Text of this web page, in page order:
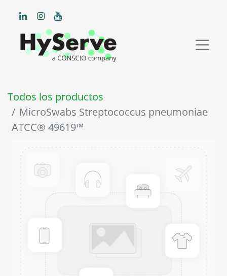
Todos los productos
MicroSwabs Streptococcus pneumoniae
ATCC® 49619™